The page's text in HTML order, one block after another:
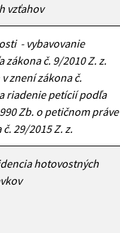
vzťahov
- vybavovanie
zákona č. 9/2010 Z. z.
znení zákona č.
riadenie petícií podľa
Zb. o petičnom práve
29/2015 Z. z.
hotovostných